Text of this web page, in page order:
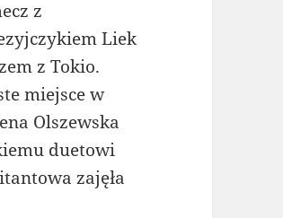
z
Liek
z Tokio.
miejsce w
Olszewska
duetowi
zajęła